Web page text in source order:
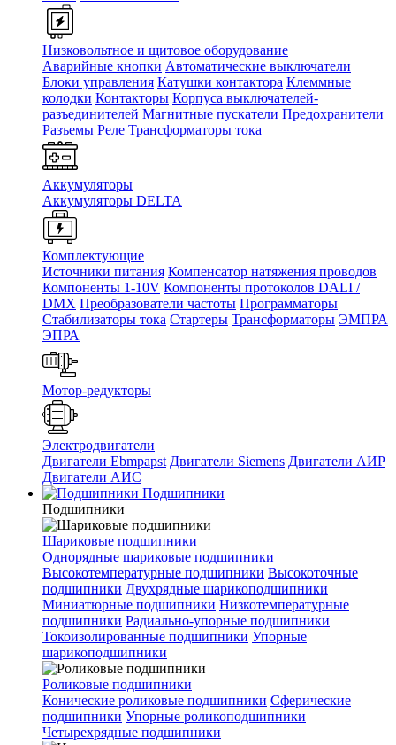
Низковольтное и щитовое оборудование
Аварийные кнопки Автоматические выключатели
Блоки управления Катушки контактора Клеммные
колодки Контакторы Корпуса выключателей-
разъединителей Магнитные пускатели Предохранители
Разъемы Реле Трансформаторы тока
Аккумуляторы
Аккумуляторы DELTA
Комплектующие
Источники питания Компенсатор натяжения проводов
Компоненты 1-10V Компоненты протоколов DALI /
DMX Преобразователи частоты Программаторы
Стабилизаторы тока Стартеры Трансформаторы ЭМПРА
ЭПРА
Мотор-редукторы
Электродвигатели
Двигатели Ebmpapst Двигатели Siemens Двигатели АИР
Двигатели АИС
Подшипники
Подшипники
Шариковые подшипники
Однорядные шариковые подшипники
Высокотемпературные подшипники Высокоточные
подшипники Двухрядные шарикоподшипники
Миниатюрные подшипники Низкотемпературные
подшипники Радиально-упорные подшипники
Токоизолированные подшипники Упорные
шарикоподшипники
Роликовые подшипники
Конические роликовые подшипники Сферические
подшипники Упорные роликоподшипники
Четырехрядные подшипники